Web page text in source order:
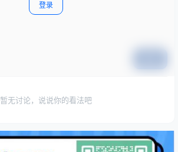
登录
暂无讨论，说说你的看法吧